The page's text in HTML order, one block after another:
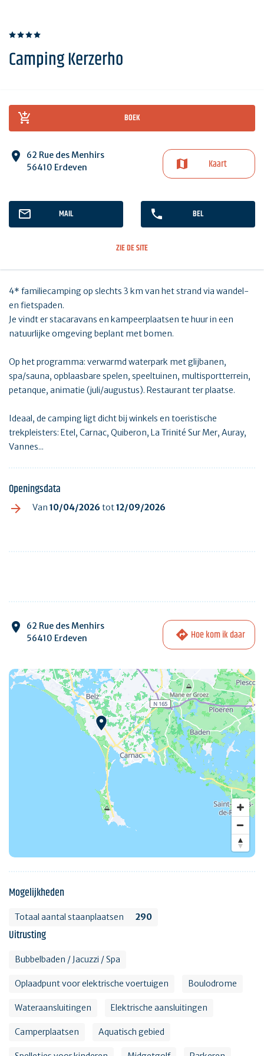
Camping Kerzerho
BOEK
62 Rue des Menhirs
56410 Erdeven
Kaart
MAIL BEL
ZIE DE SITE
4* familiecamping op slechts 3 km van het strand via wandel-
en fietspaden.
Je vindt er stacaravans en kampeerplaatsen te huur in een
natuurlijke omgeving beplant met bomen.
Op het programma: verwarmd waterpark met glijbanen,
spa/sauna, opblaasbare spelen, speeltuinen, multisportterrein,
petanque, animatie (juli/augustus). Restaurant ter plaatse.
Ideaal, de camping ligt dicht bij winkels en toeristische
trekpleisters: Etel, Carnac, Quiberon, La Trinité Sur Mer, Auray,
Vannes...
Openingsdata
Van 10/04/2026 tot12/09/2026
62 Rue des Menhirs
56410 Erdeven
Hoe kom ik daar
Mogelijkheden
Totaal aantal staanplaatsen 290
Uitrusting
Bubbelbaden / Jacuzzi / Spa
Oplaadpunt voor elektrische voertuigen Boulodrome
Wateraansluitingen Elektrische aansluitingen
Camperplaatsen Aquatisch gebied